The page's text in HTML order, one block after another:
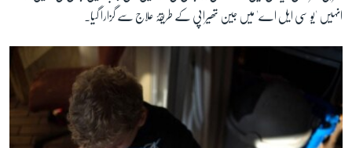
انہیں 'یو سی ایل اے' میں جین تھیراپی کے طریقۂ علاج سے گزارا گیا۔